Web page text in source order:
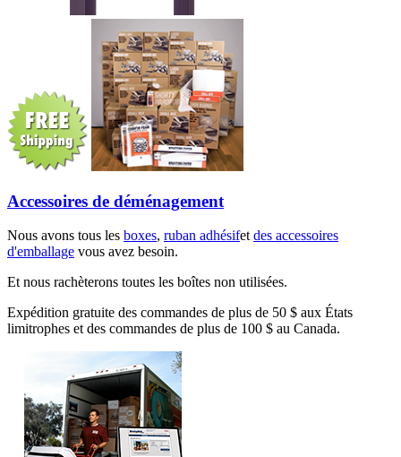
Accessoires de déménagement
Nous avons tous les boxes, ruban adhésifetdes accessoires
d'emballage vous avez besoin.
Et nous rachèterons toutes les boîtes non utilisées.
Expédition gratuite des commandes de plus de 50 $ aux États
limitrophes et des commandes de plus de 100 $ au Canada.